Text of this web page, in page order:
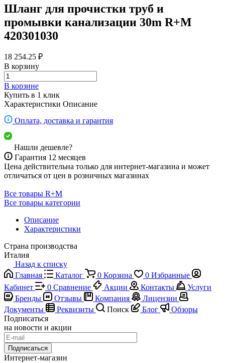
Шланг для прочистки труб и
промывки канализации 30m R+M
420301030
18 254.25 ₽
В корзину
В корзине
Купить в 1 клик
Характеристики Описание
Оплата, доставка и гарантия
Нашли дешевле?
Гарантия 12 месяцев
Цена действительна только для интернет-магазина и может
отличаться от цен в розничных магазинах
Все товары R+M
Все товары категории
Описание
Характеристики
Страна производства
Италия
Назад к списку
Главная
Каталог 0 Корзина 0 Избранные
Кабинет
0 Сравнение Акции Контакты
Услуги
Бренды
Отзывы Компания
Лицензии
Документы
Реквизиты Поиск Блог
Обзоры
Подписаться
на новости и акции
Подписаться
Интернет-магазин